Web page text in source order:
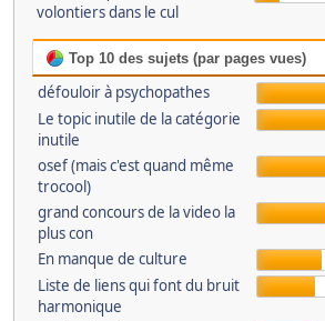
volontiers dans le cul
Top 10 des sujets (par pages vues)
défouloir à psychopathes
Le topic inutile de la catégorie
inutile
osef (mais c'est quand même
trocool)
grand concours de la video la
plus con
En manque de culture
Liste de liens qui font du bruit
harmonique